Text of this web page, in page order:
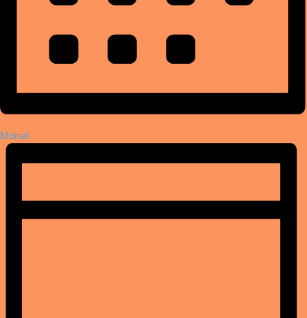
Monat